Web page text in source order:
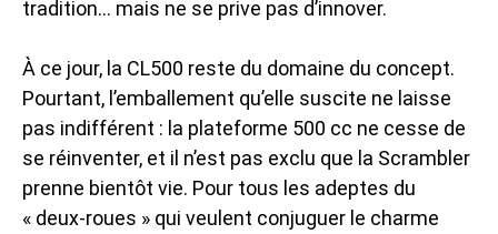
tradition… mais ne se prive pas d’innover.
À ce jour, la CL500 reste du domaine du concept.
Pourtant, l’emballement qu’elle suscite ne laisse
pas indifférent : la plateforme 500 cc ne cesse de
se réinventer, et il n’est pas exclu que la Scrambler
prenne bientôt vie. Pour tous les adeptes du
« deux-roues » qui veulent conjuguer le charme